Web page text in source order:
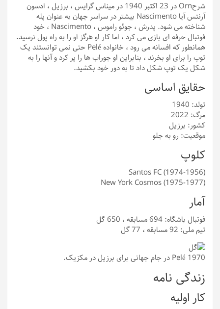
شرح
Orn در 23 اکتبر 1940 در میناس گرایس ، برزیل ، ادسون
آرنتس آیا Nascimento بیشتر در سراسر جهان به عنوان پله
شناخته می شود. پدرش ، جوئو راموس ، Nascimento ، خود
فوتبال حرفه ای بازی می کرد ، اما کار او هرگز او را به راه پول نرسید.
همانطور که افسانه می رود ، خانواده Pelé حتی نمی توانستند یک
توپ را برای او بخرند ، بنابراین او جوراب ها را پر کرد و آنها را به
شکل یک توپ شکل داد تا به دور خود بکشید.
حقایق اساسی
تولد: 1940
مرگ: 2022
کشور: برزیل
موقعیت: رو به جلو
کلوپ
Santos FC (1974-1956)
New York Cosmos (1975-1977)
آمار
فوتبال باشگاه: 694 مسابقه ، 650 گل
تیم ملی: 92 مسابقه ، 77 گل
Pelé 1970 در جام جهانی برای برزیل در مکزیک.
زندگی نامه
کار اولیه